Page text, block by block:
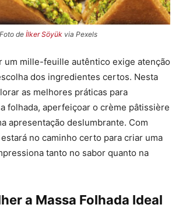
Foto de İlker Söyük via Pexels
um mille-feuille autêntico exige atenção
dos ingredientes certos. Nesta
as melhores práticas para
folhada, aperfeiçoar o crème pâtissière
apresentação deslumbrante. Com
no caminho certo para criar uma
tanto no sabor quanto na
a Massa Folhada Ideal